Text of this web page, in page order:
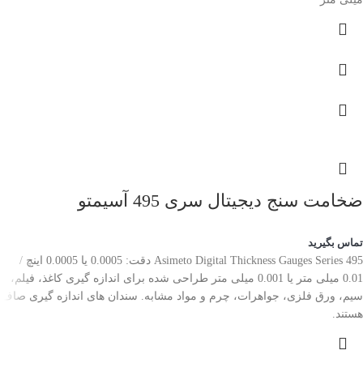
ضخامت سنج دیجیتال سری 495 آسیمتو
تماس بگیرید
Asimeto Digital Thickness Gauges Series 495 دقت: 0.0005 یا 0.0005 اینچ /
0.01 میلی متر یا 0.001 میلی متر طراحی شده برای اندازه گیری کاغذ، فیلم،
سیم، ورق فلزی، جواهرات، چرم و مواد مشابه. سندان های اندازه گیری صاف
هستند.